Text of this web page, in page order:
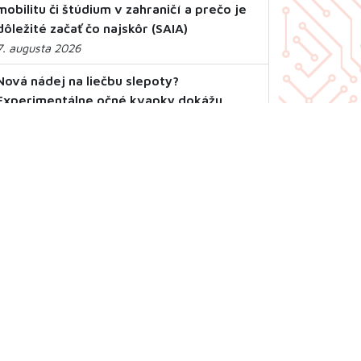
či štúdium v zahraničí a prečo je
začať čo najskôr (SAIA)
augusta 2026
nádej na liečbu slepoty?
očné kvapky dokážu